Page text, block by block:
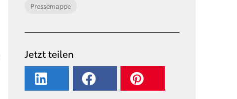
Pressemappe
Jetzt teilen